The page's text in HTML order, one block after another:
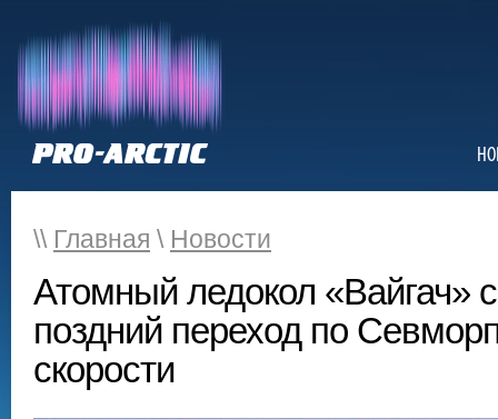
\\ Главная \ Новости
Атомный ледокол «Вайгач»
поздний переход по
скорости